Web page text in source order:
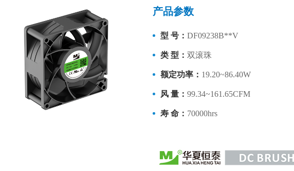
产品参数
型 号：DF09238B**V
类 型：双滚珠
额定功率： 19.20~86.40W
风 量：99.34~161.65CFM
寿 命： 70000hrs